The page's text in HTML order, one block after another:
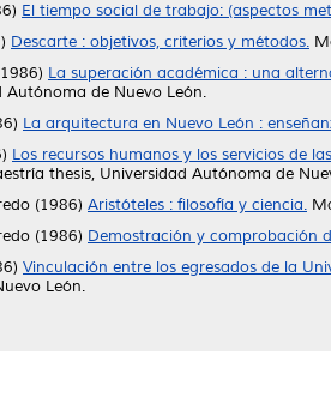
El tiempo social de trabajo: (aspectos
Descarte : objetivos, criterios y métodos.
La superación académica : una
Autónoma de Nuevo León.
La arquitectura en Nuevo León :
Los recursos humanos y los servicios de
thesis, Universidad Autónoma de
(1986) Aristóteles : filosofía y ciencia.
(1986) Demostración y comprobación
Vinculación entre los egresados de la
León.